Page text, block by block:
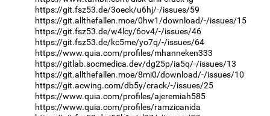
https://git.fsz53.de/3oeck/u6hj/-/issues/59
https://git.allthefallen.moe/0hw1/download/-/issues/15
https://git.fsz53.de/w4lcy/6ov4/-/issues/46
https://git.fsz53.de/kc5me/yo7q/-/issues/64
https://www.quia.com/profiles/mhanneken333
https://gitlab.socmedica.dev/dg25p/ia5q/-/issues/13
https://git.allthefallen.moe/8mi0/download/-/issues/10
https://git.acwing.com/db5y/crack/-/issues/25
https://www.quia.com/profiles/ajeremiah585
https://www.quia.com/profiles/ramzicanida